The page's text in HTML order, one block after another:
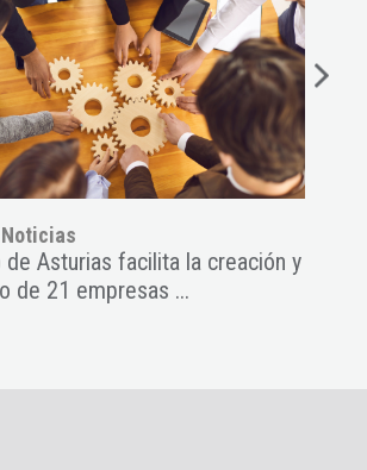
Noticias
de Asturias facilita la creación y
de 21 empresas ...